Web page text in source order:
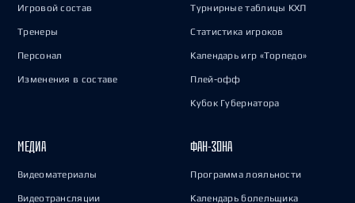
Игровой состав
Тренеры
Персонал
Изменения в составе
Турнирные таблицы КХЛ
Статистика игроков
Календарь игр «Торпедо»
Плей-офф
Кубок Губернатора
МЕДИА
Видеоматериалы
Видеотрансляции
ФАН-ЗОНА
Программа лояльности
Календарь болельщика